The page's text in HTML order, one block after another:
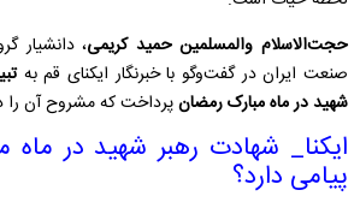
حجت‌الاسلام والمسلمین حمید کریمی، دانشیار
صنعت ایران در گفت‌وگو با خبرنگار ایکنای قم به
شهید در ماه مبارک رمضانپرداخت که مشروح آن را
ایکنا_ شهادت رهبر شهید در
پیامی دارد؟